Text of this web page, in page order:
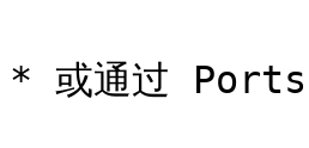
* 或通过 Ports